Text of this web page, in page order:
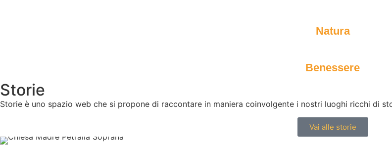
Natura
Benessere
Storie
Storie è uno spazio web che si propone di raccontare in maniera coinvolgente i nostri luoghi ricchi di
Vai alle storie